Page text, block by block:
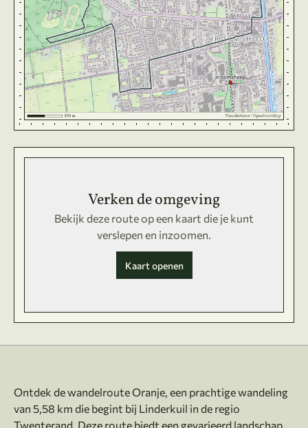
Verken de omgeving
Bekijk deze route op een kaart die je kunt
verslepen en inzoomen.
Kaart openen
Ontdek de wandelroute Oranje, een prachtige wandeling
van 5,58 km die begint bij Linderkuil in de regio
Twenterand. Deze route biedt een gevarieerd landschap